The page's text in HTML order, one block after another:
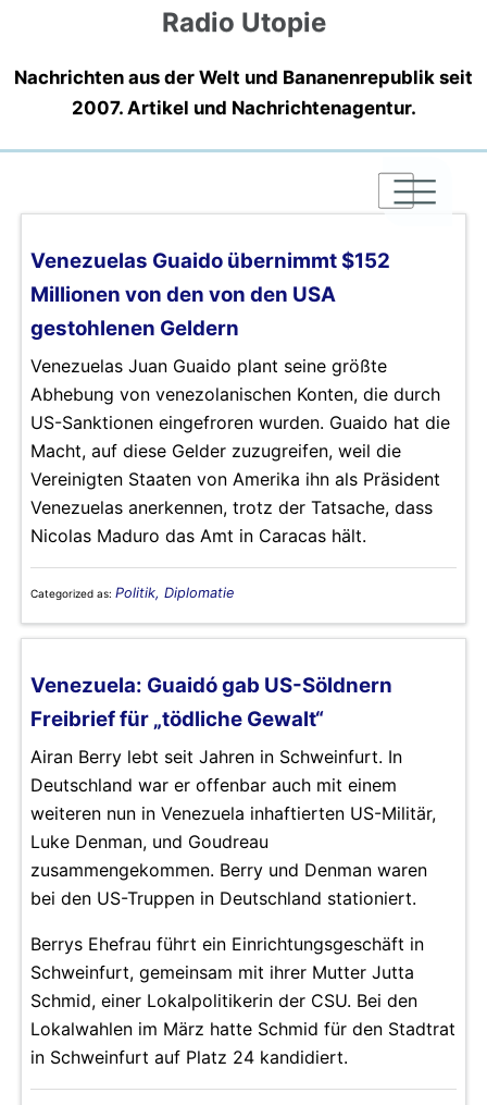
Radio Utopie
Nachrichten aus der Welt und Bananenrepublik seit
2007. Artikel und Nachrichtenagentur.
|
|
|
Venezuelas Guaido übernimmt $152
Millionen von den von den USA
gestohlenen Geldern
Venezuelas Juan Guaido plant seine größte
Abhebung von venezolanischen Konten, die durch
US-Sanktionen eingefroren wurden. Guaido hat die
Macht, auf diese Gelder zuzugreifen, weil die
Vereinigten Staaten von Amerika ihn als Präsident
Venezuelas anerkennen, trotz der Tatsache, dass
Nicolas Maduro das Amt in Caracas hält.
Categorized as: Politik, Diplomatie
Venezuela: Guaidó gab US-Söldnern
Freibrief für „tödliche Gewalt“
Airan Berry lebt seit Jahren in Schweinfurt. In
Deutschland war er offenbar auch mit einem
weiteren nun in Venezuela inhaftierten US-Militär,
Luke Denman, und Goudreau
zusammengekommen. Berry und Denman waren
bei den US-Truppen in Deutschland stationiert.
Berrys Ehefrau führt ein Einrichtungsgeschäft in
Schweinfurt, gemeinsam mit ihrer Mutter Jutta
Schmid, einer Lokalpolitikerin der CSU. Bei den
Lokalwahlen im März hatte Schmid für den Stadtrat
in Schweinfurt auf Platz 24 kandidiert.